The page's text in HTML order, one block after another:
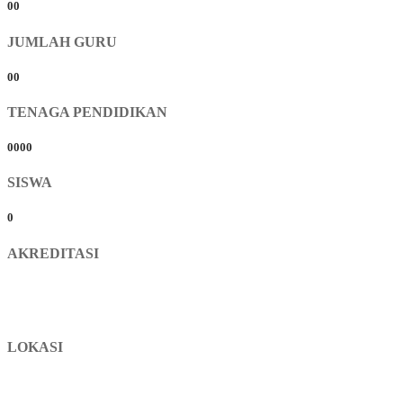
00
JUMLAH GURU
00
TENAGA PENDIDIKAN
0000
SISWA
0
AKREDITASI
LOKASI